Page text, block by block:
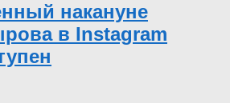
накануне
в Instagram